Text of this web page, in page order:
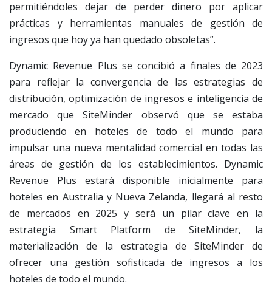
permitiéndoles dejar de perder dinero por aplicar
prácticas y herramientas manuales de gestión de
ingresos que hoy ya han quedado obsoletas”.
Dynamic Revenue Plus se concibió a finales de 2023
para reflejar la convergencia de las estrategias de
distribución, optimización de ingresos e inteligencia de
mercado que SiteMinder observó que se estaba
produciendo en hoteles de todo el mundo para
impulsar una nueva mentalidad comercial en todas las
áreas de gestión de los establecimientos. Dynamic
Revenue Plus estará disponible inicialmente para
hoteles en Australia y Nueva Zelanda, llegará al resto
de mercados en 2025 y será un pilar clave en la
estrategia Smart Platform de SiteMinder, la
materialización de la estrategia de SiteMinder de
ofrecer una gestión sofisticada de ingresos a los
hoteles de todo el mundo.